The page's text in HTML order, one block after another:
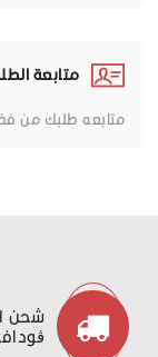
متابعة
متابعه طلبك من فضلك
شحن